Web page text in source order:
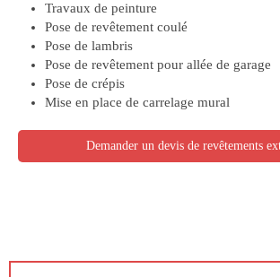
Travaux de peinture
Pose de revêtement coulé
Pose de lambris
Pose de revêtement pour allée de garage
Pose de crépis
Mise en place de carrelage mural
Demander un devis de revêtements